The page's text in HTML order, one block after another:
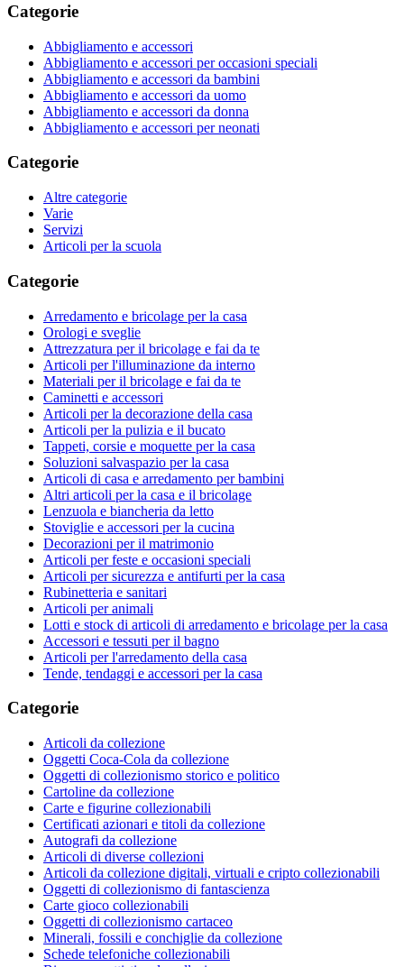
Categorie
Abbigliamento e accessori
Abbigliamento e accessori per occasioni speciali
Abbigliamento e accessori da bambini
Abbigliamento e accessori da uomo
Abbigliamento e accessori da donna
Abbigliamento e accessori per neonati
Categorie
Altre categorie
Varie
Servizi
Articoli per la scuola
Categorie
Arredamento e bricolage per la casa
Orologi e sveglie
Attrezzatura per il bricolage e fai da te
Articoli per l'illuminazione da interno
Materiali per il bricolage e fai da te
Caminetti e accessori
Articoli per la decorazione della casa
Articoli per la pulizia e il bucato
Tappeti, corsie e moquette per la casa
Soluzioni salvaspazio per la casa
Articoli di casa e arredamento per bambini
Altri articoli per la casa e il bricolage
Lenzuola e biancheria da letto
Stoviglie e accessori per la cucina
Decorazioni per il matrimonio
Articoli per feste e occasioni speciali
Articoli per sicurezza e antifurti per la casa
Rubinetteria e sanitari
Articoli per animali
Lotti e stock di articoli di arredamento e bricolage per la casa
Accessori e tessuti per il bagno
Articoli per l'arredamento della casa
Tende, tendaggi e accessori per la casa
Categorie
Articoli da collezione
Oggetti Coca-Cola da collezione
Oggetti di collezionismo storico e politico
Cartoline da collezione
Carte e figurine collezionabili
Certificati azionari e titoli da collezione
Autografi da collezione
Articoli di diverse collezioni
Articoli da collezione digitali, virtuali e cripto collezionabili
Oggetti di collezionismo di fantascienza
Carte gioco collezionabili
Oggetti di collezionismo cartaceo
Minerali, fossili e conchiglie da collezione
Schede telefoniche collezionabili